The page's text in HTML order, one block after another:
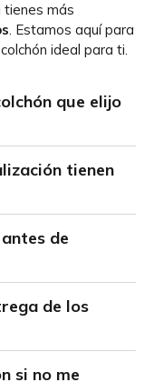
tienes más
. Estamos aquí para
ideal para ti.
que elijo
tienen
de
de los
si no me